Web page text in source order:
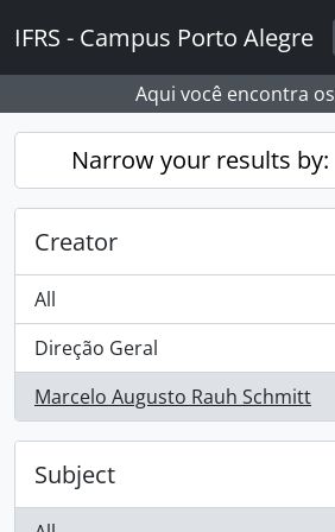
IFRS - Campus Porto Alegre
Aqui você encontra
Narrow your results by:
Creator
All
Direção Geral
, 8 results
Marcelo Augusto Rauh Schmitt
, 8 results
Subject